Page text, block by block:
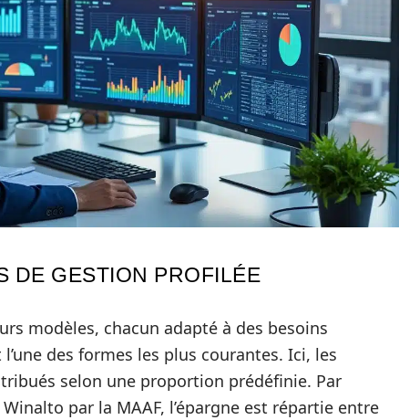
DE GESTION PROFILÉE
modèles, chacun adapté à des besoins
l’une des formes les plus courantes. Ici, les
selon une proportion prédéfinie. Par
par la MAAF, l’épargne est répartie entre